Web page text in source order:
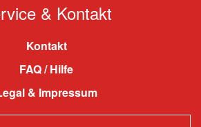
& Kontakt
Kontakt
FAQ / Hilfe
& Impressum